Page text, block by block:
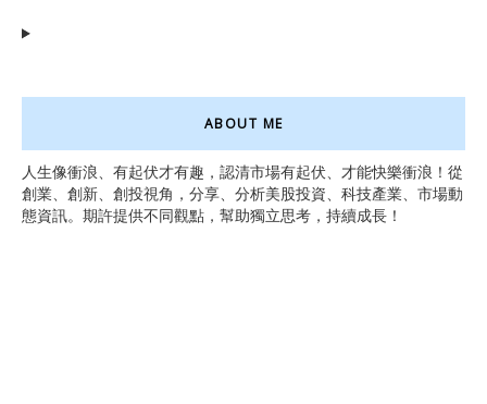
ABOUT ME
人生像衝浪、有起伏才有趣，認清市場有起伏、才能快樂衝浪！從
創業、創新、創投視角，分享、分析美股投資、科技產業、市場動
態資訊。期許提供不同觀點，幫助獨立思考，持續成長！